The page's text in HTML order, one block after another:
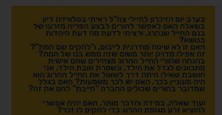
בערב יום הזיכרון לחיילי צה”ל ראיתי בטלוויזיה דיון
בשאלה האם לאפשר להורים לבצע הפריה מזרעו של
בנם החייל שנהרג, ורציתי לדעת מה דעת היהדות
בנושא?
האם זו לא שיטה מודרנית לייבום, ו”להקים שם המת”?
זה אפילו מדויק יותר משום שזה ממש בנו של המת?
בהנחה שהורי החייל ההרוג מצהירים שהם אישית
מתכוונים לגדל את הילד, ונשמרת טובת הילד, אני
חושבת שאילו היתה דרך לשאול את החייל ההרוג הוא
היה מעוניין בכך. האם יש לכך משמעות? האם בגלל
שמדובר בהורים שכולים החברה “חייבת” להם את זה?
ועוד שאלה, במידה והדבר מותר, האם יהיה אפשרי
להוציא זרע מגופת ההרוג כדי להקים לו זכר?